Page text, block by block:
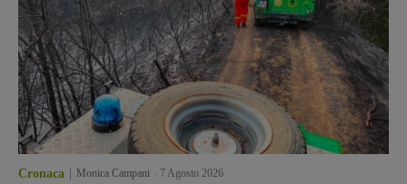
Cronaca Monica Campani 7 Agosto 2026